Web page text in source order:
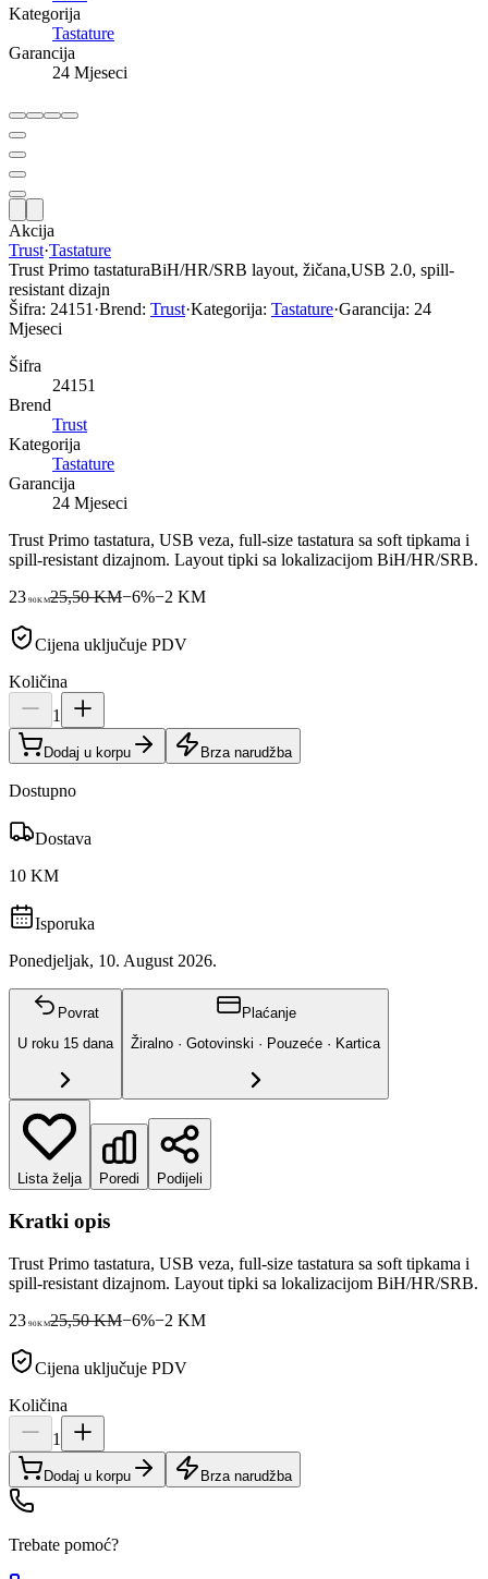
Kategorija
Tastature
Garancija
24 Mjeseci
Akcija
Trust·Tastature
Trust Primo tastaturaBiH/HR/SRB layout, žičana,USB 2.0, spill-
resistant dizajn
Šifra: 24151 ·Brend: Trust·Kategorija: Tastature·Garancija: 24
Mjeseci
Šifra
24151
Brend
Trust
Kategorija
Tastature
Garancija
24 Mjeseci
Trust Primo tastatura, USB veza, full-size tastatura sa soft tipkama i
spill-resistant dizajnom. Layout tipki sa lokalizacijom BiH/HR/SRB.
23 90KM25,50 KM−6%−2 KM
Cijena uključuje PDV
Količina
1
Dodaj u korpu Brza narudžba
Dostupno
Dostava
10 KM
Isporuka
Ponedjeljak, 10. August 2026.
Povrat
U roku 15 dana
Plaćanje
Žiralno · Gotovinski · Pouzeće · Kartica
Lista želja Poredi Podijeli
Kratki opis
Trust Primo tastatura, USB veza, full-size tastatura sa soft tipkama i
spill-resistant dizajnom. Layout tipki sa lokalizacijom BiH/HR/SRB.
23 90KM25,50 KM−6%−2 KM
Cijena uključuje PDV
Količina
1
Dodaj u korpu Brza narudžba
Trebate pomoć?